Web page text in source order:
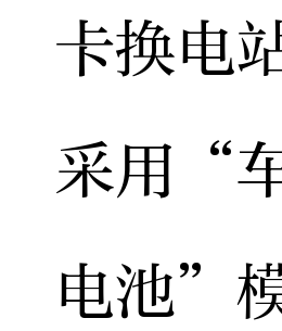
卡换电
采用“
电池”